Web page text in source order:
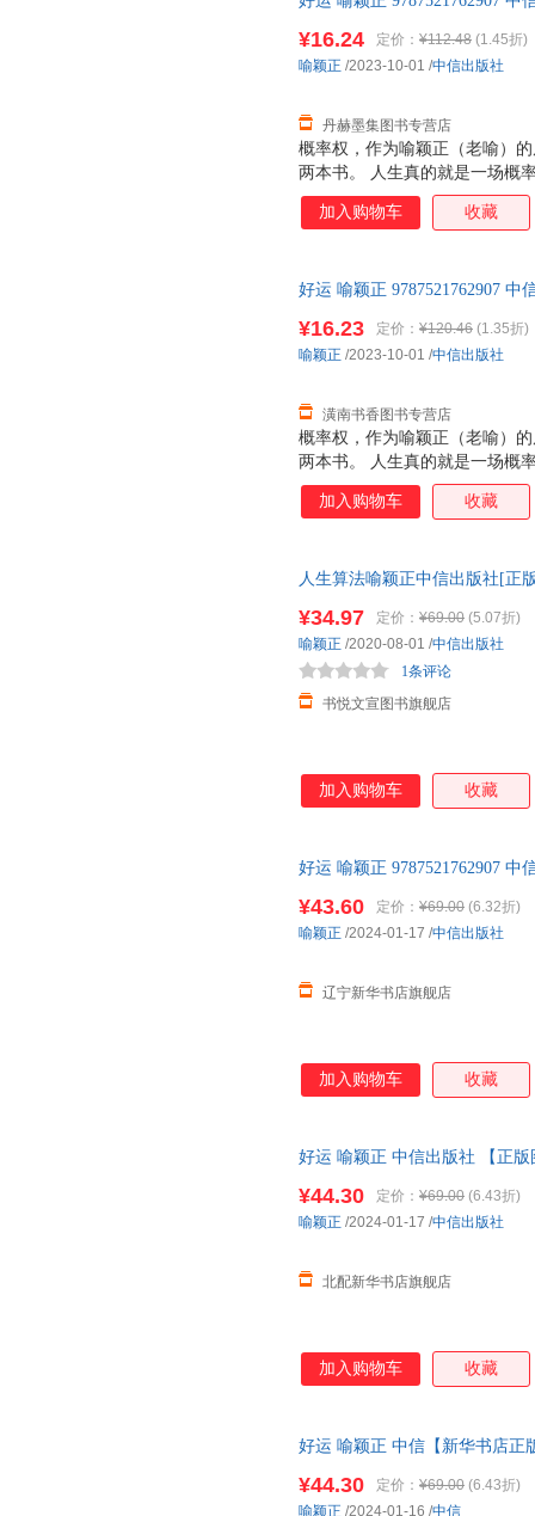
概率权，作为喻颖正（老喻）
两本书。 人生真的就是一场概
大，迄今只发现在小小的地球
短几十年间相逢 ；世界上有那
律。 只有理解了好运的配方，
起再造我们的“好运系统”。
¥16.24 定价： ¥112.48 (1.45折)
丹赫墨集图书专营店
喻颖正 /2023-10-01 /中信出版社
加入购物车 收藏
好运 喻颖正 9787521762907
概率权，作为喻颖正（老喻）
两本书。 人生真的就是一场概
大，迄今只发现在小小的地球
短几十年间相逢 ；世界上有那
律。 只有理解了好运的配方，
起再造我们的“好运系统”。
¥16.23 定价： ¥120.46 (1.35折)
潢南书香图书专营店
喻颖正 /2023-10-01 /中信出版社
加入购物车 收藏
人生算法喻颖正中信出版社[正
¥34.97 定价： ¥69.00 (5.07折)
书悦文宣图书旗舰店
1条评论
喻颖正 /2020-08-01 /中信出版社
加入购物车 收藏
好运 喻颖正 9787521762907
¥43.60 定价： ¥69.00 (6.32折)
辽宁新华书店旗舰店
喻颖正 /2024-01-17 /中信出版社
加入购物车 收藏
好运 喻颖正 中信出版社 【正版
¥44.30 定价： ¥69.00 (6.43折)
北配新华书店旗舰店
喻颖正 /2024-01-17 /中信出版社
加入购物车 收藏
好运 喻颖正 中信【新华书店正
¥44.30 定价： ¥69.00 (6.43折)
喻颖正 /2024-01-16 /中信